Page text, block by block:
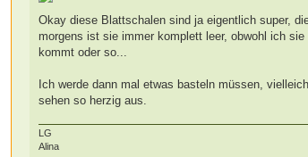
Okay diese Blattschalen sind ja eigentlich super,
morgens ist sie immer komplett leer, obwohl ich
kommt oder so...
Ich werde dann mal etwas basteln müssen,
sehen so herzig aus.
LG
Alina